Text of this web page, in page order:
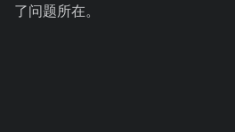
了问题所在。